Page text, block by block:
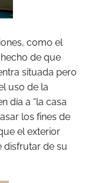
como el
de que
situada pero
uso de la
día a “la casa
los fines de
el exterior
disfrutar de su